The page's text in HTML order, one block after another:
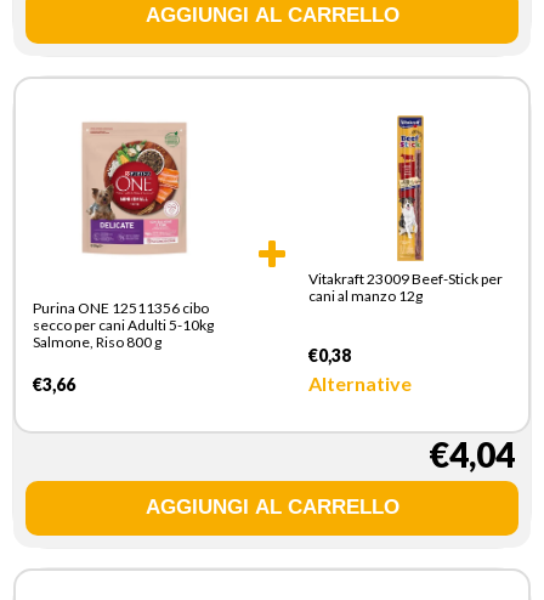
Purina ONE 12511356 cibo
secco per cani Adulti 5-10kg
Salmone, Riso 800 g
€3,66
Vitakraft 23009 Beef-Stick per
cani al manzo 12g
€0,38
Alternative
€4,04